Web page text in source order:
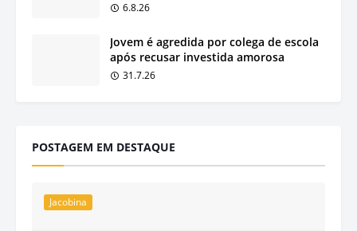
6.8.26
Jovem é agredida por colega de escola
após recusar investida amorosa
31.7.26
POSTAGEM EM DESTAQUE
Jacobina